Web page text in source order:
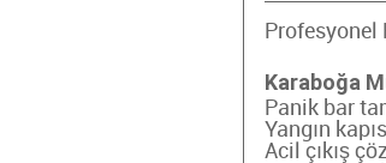
Profesyonel
Karaboğa
Panik bar
Yangın
Acil çıkış